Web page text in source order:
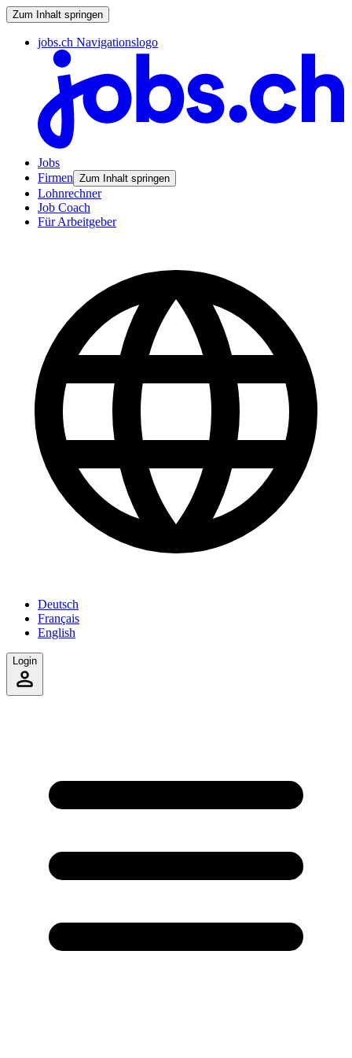
Zum Inhalt springen
jobs.ch Navigationslogo
Jobs
Firmen Zum Inhalt springen
Lohnrechner
Job Coach
Für Arbeitgeber
Deutsch
Français
English
Login